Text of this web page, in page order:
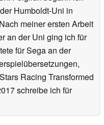
Humboldt-Uni in
meiner ersten Arbeit
an der Uni ging ich für
für Sega an der
Racing Transformed
schreibe ich für